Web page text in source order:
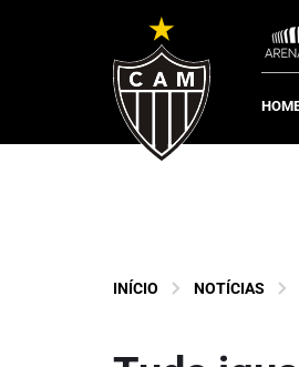
INÍCIO NOTÍCIAS